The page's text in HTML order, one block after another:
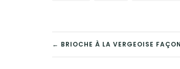
NAVIGATION
← BRIOCHE À LA VERGEOISE